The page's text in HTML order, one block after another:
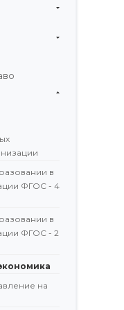
в
ФГОС - 4
в
ФГОС - 2
на